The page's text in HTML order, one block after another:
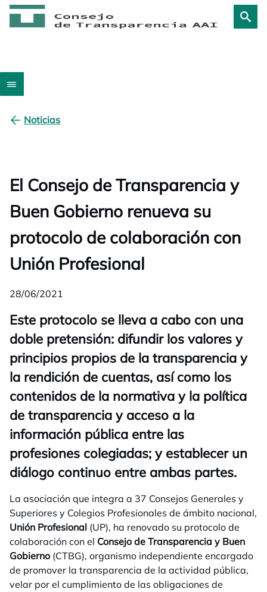
Noticias
El Consejo de Transparencia y
Buen Gobierno renueva su
protocolo de colaboración con
Unión Profesional
28/06/2021
Este protocolo se lleva a cabo con una
doble pretensión: difundir los valores y
principios propios de la transparencia y
la rendición de cuentas, así como los
contenidos de la normativa y la política
de transparencia y acceso a la
información pública entre las
profesiones colegiadas; y establecer un
diálogo continuo entre ambas partes.
La asociación que integra a 37 Consejos Generales y
Superiores y Colegios Profesionales de ámbito nacional,
Unión Profesional (UP), ha renovado su protocolo de
colaboración con el Consejo de Transparencia y Buen
Gobierno (CTBG), organismo independiente encargado
de promover la transparencia de la actividad pública,
velar por el cumplimiento de las obligaciones de